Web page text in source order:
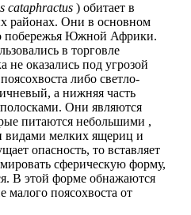
cataphractus ) обитает в
районах. Они в основном
побережья Южной Африки.
в торговле
оказались под угрозой
либо светло-
а нижняя часть
Они являются
питаются небольшими ,
видами мелких ящериц и
опасность, то вставляет
сферическую форму,
В этой форме обнажаются
поясохвоста от